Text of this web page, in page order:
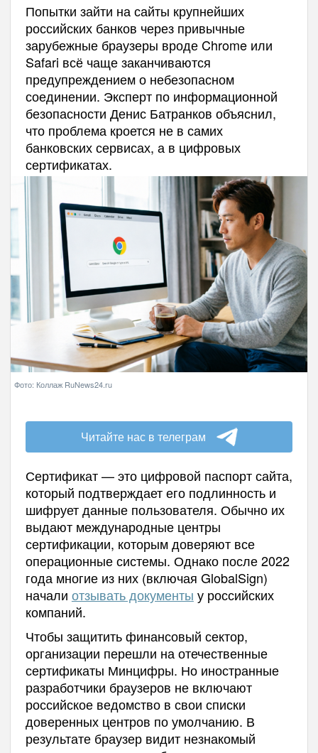
Попытки зайти на сайты крупнейших
российских банков через привычные
зарубежные браузеры вроде Chrome или
Safari всё чаще заканчиваются
предупреждением о небезопасном
соединении. Эксперт по информационной
безопасности Денис Батранков объяснил,
что проблема кроется не в самих
банковских сервисах, а в цифровых
сертификатах.
Фото: Коллаж RuNews24.ru
Читайте нас в телеграм
Сертификат — это цифровой паспорт сайта,
который подтверждает его подлинность и
шифрует данные пользователя. Обычно их
выдают международные центры
сертификации, которым доверяют все
операционные системы. Однако после 2022
года многие из них (включая GlobalSign)
начали отзывать документы у российских
компаний.
Чтобы защитить финансовый сектор,
организации перешли на отечественные
сертификаты Минцифры. Но иностранные
разработчики браузеров не включают
российское ведомство в свои списки
доверенных центров по умолчанию. В
результате браузер видит незнакомый